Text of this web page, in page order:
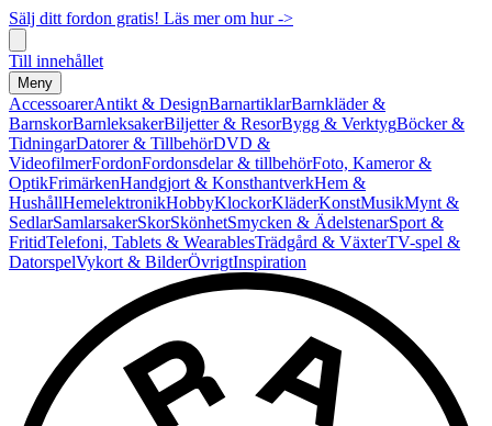
Sälj ditt fordon gratis! Läs mer om hur ->
Till innehållet
Meny
AccessoarerAntikt & DesignBarnartiklarBarnkläder &
BarnskorBarnleksakerBiljetter & ResorBygg & VerktygBöcker &
TidningarDatorer & TillbehörDVD &
VideofilmerFordonFordonsdelar & tillbehörFoto, Kameror &
OptikFrimärkenHandgjort & KonsthantverkHem &
HushållHemelektronikHobbyKlockorKläderKonstMusikMynt &
SedlarSamlarsakerSkorSkönhetSmycken & ÄdelstenarSport &
FritidTelefoni, Tablets & WearablesTrädgård & VäxterTV-spel &
DatorspelVykort & BilderÖvrigtInspiration